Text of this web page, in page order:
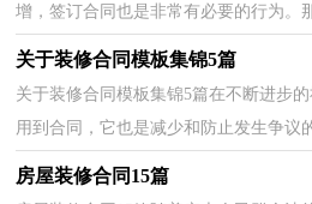
增，签订合同也是非常有必要的行为。
关于装修合同模板集锦5篇
关于装修合同模板集锦5篇在不断进步
用到合同，它也是减少和防止发生争议
法的合同书怎么写吗？下面是小编整理
房屋装修合同15篇